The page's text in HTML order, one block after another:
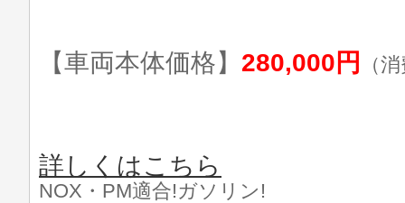
【車両本体価格】 280,000円 （
詳しくはこちら
NOX・PM適合!ガソリン!